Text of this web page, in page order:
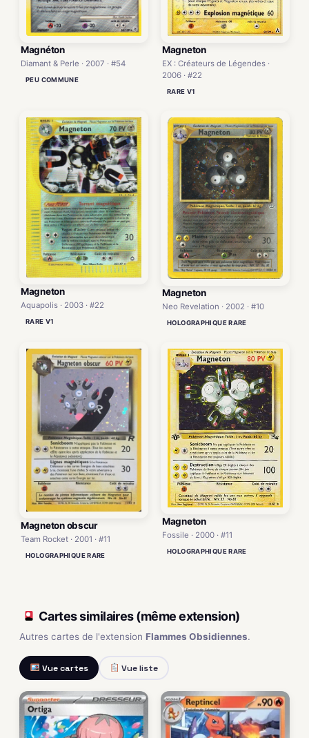
Magnéton
Diamant & Perle · 2007 · #54
PEU COMMUNE
Magneton
EX : Créateurs de Légendes ·
2006 · #22
RARE V1
Magneton
Aquapolis · 2003 · #22
RARE V1
Magneton
Neo Revelation · 2002 · #10
HOLOGRAPHIQUE RARE
Magneton obscur
Team Rocket · 2001 · #11
HOLOGRAPHIQUE RARE
Magneton
Fossile · 2000 · #11
HOLOGRAPHIQUE RARE
Cartes similaires (même extension)
Autres cartes de l'extension Flammes Obsidiennes.
Vue cartes Vue liste